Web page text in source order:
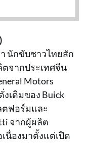
นักขับชาวไทยสัก
ตจากประเทศจีน
Motors
งเดิมของ Buick
ตฟอร์มและ
จากผู้ผลิต
นื่องมาตั้งแต่เปิด